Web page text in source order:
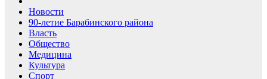
Новости
90-летие Барабинского района
Власть
Общество
Медицина
Культура
Спорт